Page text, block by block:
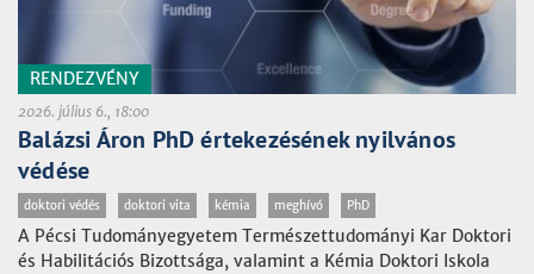
RENDEZVÉNY
2026. július 6., 18:00
Balázsi Áron PhD értekezésének nyilvános
védése
doktori védés doktori vita kémia meghívó PhD
A Pécsi Tudományegyetem Természettudományi Kar Doktori
és Habilitációs Bizottsága, valamint a Kémia Doktori Iskola